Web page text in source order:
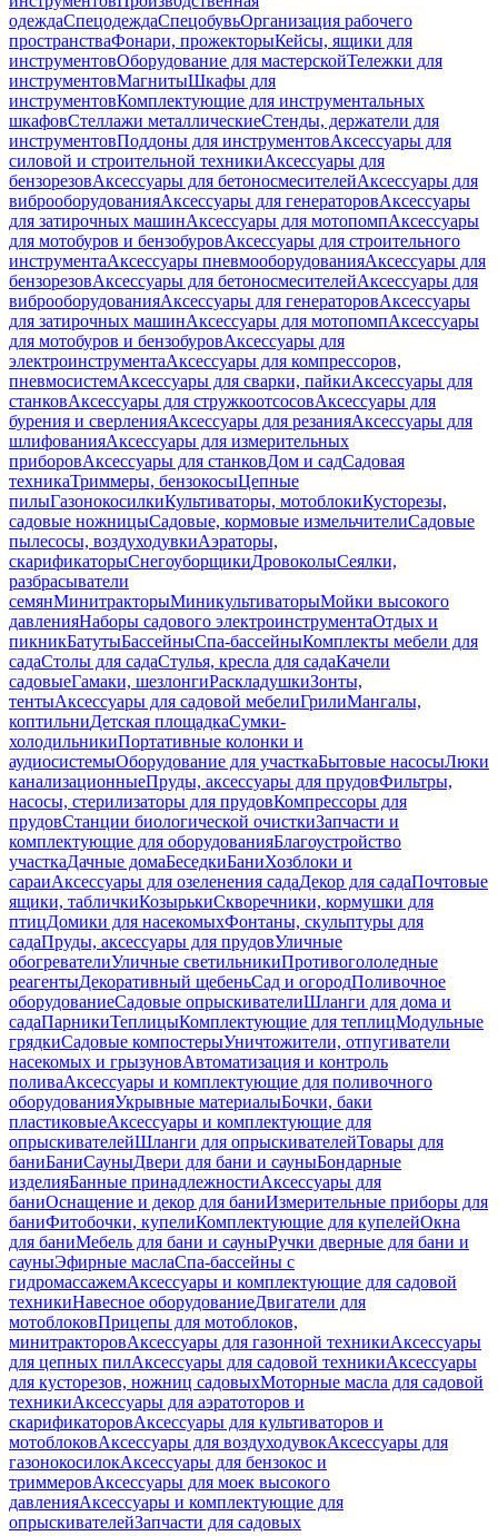
одеждаСпецодеждаСпецобувьОрганизация рабочего
пространстваФонари, прожекторыКейсы, ящики для
инструментовОборудование для мастерскойТележки для
инструментовМагнитыШкафы для
инструментовКомплектующие для инструментальных
шкафовСтеллажи металлическиеСтенды, держатели для
инструментовПоддоны для инструментовАксессуары для
силовой и строительной техникиАксессуары для
бензорезовАксессуары для бетоносмесителейАксессуары для
виброоборудованияАксессуары для генераторовАксессуары
для затирочных машинАксессуары для мотопомпАксессуары
для мотобуров и бензобуровАксессуары для строительного
инструментаАксессуары пневмооборудованияАксессуары для
бензорезовАксессуары для бетоносмесителейАксессуары для
виброоборудованияАксессуары для генераторовАксессуары
для затирочных машинАксессуары для мотопомпАксессуары
для мотобуров и бензобуровАксессуары для
электроинструментаАксессуары для компрессоров,
пневмосистемАксессуары для сварки, пайкиАксессуары для
станковАксессуары для стружкоотсосовАксессуары для
бурения и сверленияАксессуары для резанияАксессуары для
шлифованияАксессуары для измерительных
приборовАксессуары для станковДом и садСадовая
техникаТриммеры, бензокосыЦепные
пилыГазонокосилкиКультиваторы, мотоблокиКусторезы,
садовые ножницыСадовые, кормовые измельчителиСадовые
пылесосы, воздуходувкиАэраторы,
скарификаторыСнегоуборщикиДровоколыСеялки,
разбрасыватели
семянМинитракторыМиникультиваторыМойки высокого
давленияНаборы садового электроинструментаОтдых и
пикникБатутыБассейныСпа-бассейныКомплекты мебели для
садаСтолы для садаСтулья, кресла для садаКачели
садовыеГамаки, шезлонгиРаскладушкиЗонты,
тентыАксессуары для садовой мебелиГрилиМангалы,
коптильниДетская площадкаСумки-
холодильникиПортативные колонки и
аудиосистемыОборудование для участкаБытовые насосыЛюки
канализационныеПруды, аксессуары для прудовФильтры,
насосы, стерилизаторы для прудовКомпрессоры для
прудовСтанции биологической очисткиЗапчасти и
комплектующие для оборудованияБлагоустройство
участкаДачные домаБеседкиБаниХозблоки и
сараиАксессуары для озеленения садаДекор для садаПочтовые
ящики, табличкиКозырькиСкворечники, кормушки для
птицДомики для насекомыхФонтаны, скульптуры для
садаПруды, аксессуары для прудовУличные
обогревателиУличные светильникиПротивогололедные
реагентыДекоративный щебеньСад и огородПоливочное
оборудованиеСадовые опрыскивателиШланги для дома и
садаПарникиТеплицыКомплектующие для теплицМодульные
грядкиСадовые компостерыУничтожители, отпугиватели
насекомых и грызуновАвтоматизация и контроль
поливаАксессуары и комплектующие для поливочного
оборудованияУкрывные материалыБочки, баки
пластиковыеАксессуары и комплектующие для
опрыскивателейШланги для опрыскивателейТовары для
баниБаниСауныДвери для бани и сауныБондарные
изделияБанные принадлежностиАксессуары для
баниОснащение и декор для баниИзмерительные приборы для
баниФитобочки, купелиКомплектующие для купелейОкна
для баниМебель для бани и сауныРучки дверные для бани и
сауныЭфирные маслаСпа-бассейны с
гидромассажемАксессуары и комплектующие для садовой
техникиНавесное оборудованиеДвигатели для
мотоблоковПрицепы для мотоблоков,
минитракторовАксессуары для газонной техникиАксессуары
для цепных пилАксессуары для садовой техникиАксессуары
для кусторезов, ножниц садовыхМоторные масла для садовой
техникиАксессуары для аэратоторов и
скарификаторовАксессуары для культиваторов и
мотоблоковАксессуары для воздуходувокАксессуары для
газонокосилокАксессуары для бензокос и
триммеровАксессуары для моек высокого
давленияАксессуары и комплектующие для
опрыскивателейЗапчасти для садовых